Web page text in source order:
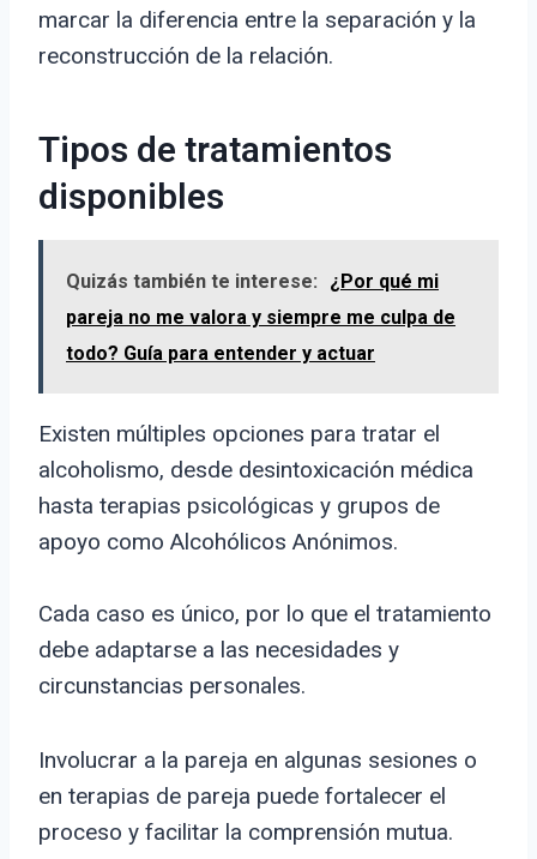
marcar la diferencia entre la separación y la
reconstrucción de la relación.
Tipos de tratamientos
disponibles
Quizás también te interese:
¿Por qué mi
pareja no me valora y siempre me culpa de
todo? Guía para entender y actuar
Existen múltiples opciones para tratar el
alcoholismo, desde desintoxicación médica
hasta terapias psicológicas y grupos de
apoyo como Alcohólicos Anónimos.
Cada caso es único, por lo que el tratamiento
debe adaptarse a las necesidades y
circunstancias personales.
Involucrar a la pareja en algunas sesiones o
en terapias de pareja puede fortalecer el
proceso y facilitar la comprensión mutua.